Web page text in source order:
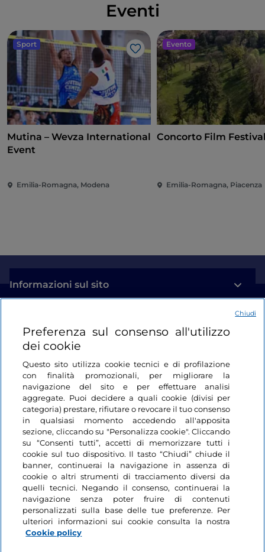
Eventi
Sport
Like
Mutina – Wevza International
Event
Emilia-Romagna, Modena
Evento
Concorto Film
Emilia-Romagna, Piacenza
Informazioni sul sito
Login
Restiamo in contatto
Preferenza sul consenso all'utilizzo
dei cookie
Questo sito utilizza cookie tecnici e di profilazione
con finalità promozionali, per migliorare la
navigazione del sito e per effettuare analisi
aggregate. Puoi decidere a quali cookie (divisi per
categoria) prestare, rifiutare o revocare il tuo consenso
in qualsiasi momento accedendo all'apposita
sezione, cliccando su "Personalizza cookie". Cliccando
su “Consenti tutti”, accetti di memorizzare tutti i
cookie sul tuo dispositivo. Il tasto “Chiudi” chiude il
banner, continuerai la navigazione in assenza di
cookie o altri strumenti di tracciamento diversi da
quelli tecnici. Negando il consenso, continuerai la
navigazione senza poter fruire di contenuti
personalizzati sulla base delle tue preferenze. Per
ulteriori informazioni sui cookie consulta la nostra
Cookie policy
Chiudi